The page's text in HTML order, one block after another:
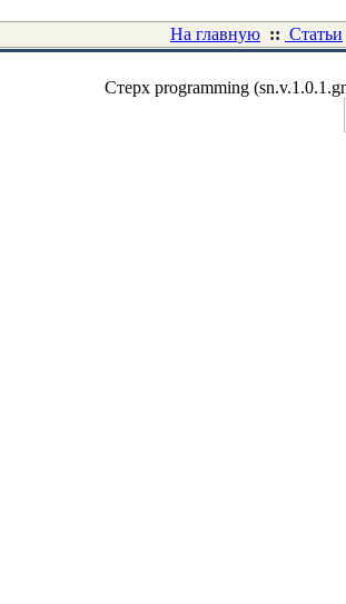
На главную :: Статьи
Стерх programming